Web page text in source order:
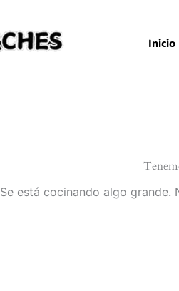
Inicio
Se está cocinando algo grande.